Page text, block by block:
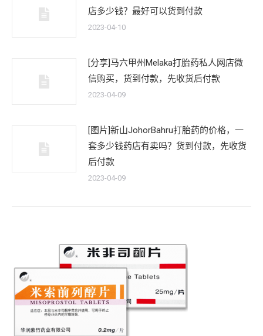
店多少钱？最好可以货到付款
2023-04-10
[分享]马六甲州Melaka打胎药私人网店微
信购买，货到付款，先收货后付款
2023-04-09
[图片]新山JohorBahru打胎药的价格，一
套多少钱药店有卖吗？货到付款，先收货
后付款
2023-04-09